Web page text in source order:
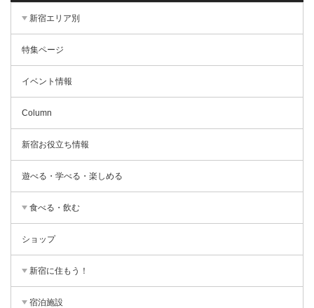
新宿エリア別
特集ページ
イベント情報
Column
新宿お役立ち情報
遊べる・学べる・楽しめる
食べる・飲む
ショップ
新宿に住もう！
宿泊施設